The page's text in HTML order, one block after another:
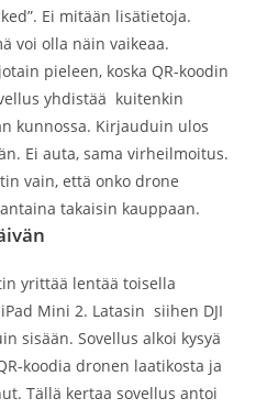
Ei mitään lisätietoja.
voi olla näin vaikeaa.
pieleen, koska QR-koodin
yhdistää kuitenkin
kunnossa. Kirjauduin ulos
Ei auta, sama virheilmoitus.
vain, että onko drone
takaisin kauppaan.
yrittää lentää toisella
Mini 2. Latasin siihen DJI
sisään. Sovellus alkoi kysyä
koodia dronen laatikosta ja
Tällä kertaa sovellus antoi